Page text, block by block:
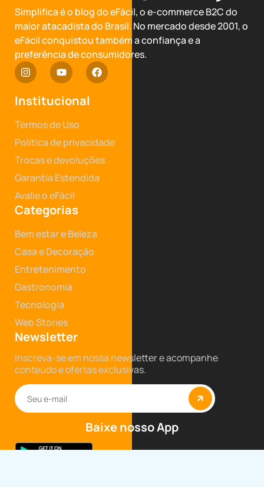
Simplifica é o blog do eFácil, o e-commerce B2C do
maior atacadista do Brasil. No mercado desde 2001, o
eFácil conquistou também a confiança e a
preferência de consumidores.
Institucional
Termos de Uso
Política de privacidade
Trocas e devoluções
Garantia Estendida
Avalie o eFácil
Categorias
Bem estar e Beleza
Casa e Decoração
Entretenimento
Gastronomia
Tecnologia
Web Stories
Newsletter
Inscreva-se em nossa newsletter e acompanhe
conteúdo e ofertas exclusivas.
Baixe nosso App